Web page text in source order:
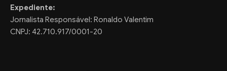
Expediente:
Jornalista Responsável: Ronaldo Valentim
CNPJ: 42.710.917/0001-20